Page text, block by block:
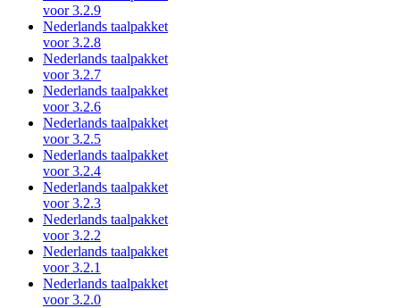
voor 3.2.9
Nederlands taalpakket
voor 3.2.8
Nederlands taalpakket
voor 3.2.7
Nederlands taalpakket
voor 3.2.6
Nederlands taalpakket
voor 3.2.5
Nederlands taalpakket
voor 3.2.4
Nederlands taalpakket
voor 3.2.3
Nederlands taalpakket
voor 3.2.2
Nederlands taalpakket
voor 3.2.1
Nederlands taalpakket
voor 3.2.0